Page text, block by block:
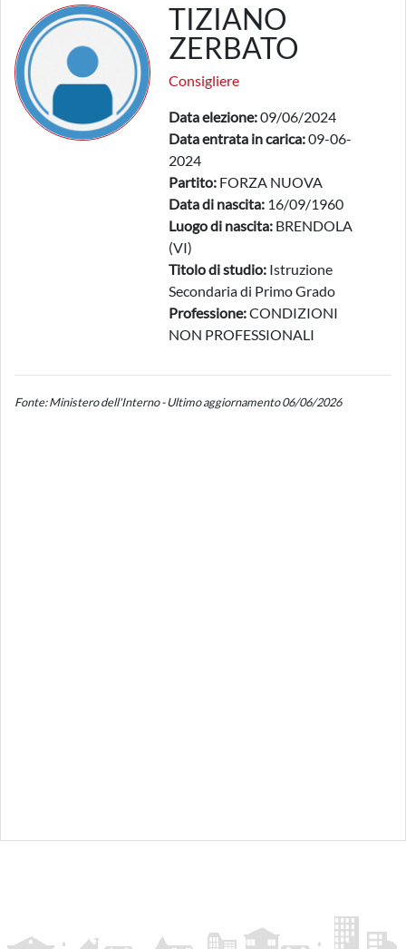
TIZIANO
ZERBATO
Consigliere
Data elezione:09/06/2024
Data entrata in carica:09-06-
2024
Partito: FORZA NUOVA
Data di nascita: 16/09/1960
Luogo di nascita: BRENDOLA
(VI)
Titolo di studio: Istruzione
Secondaria di Primo Grado
Professione:CONDIZIONI
NON PROFESSIONALI
Fonte: Ministero dell'Interno - Ultimo aggiornamento 06/06/2026